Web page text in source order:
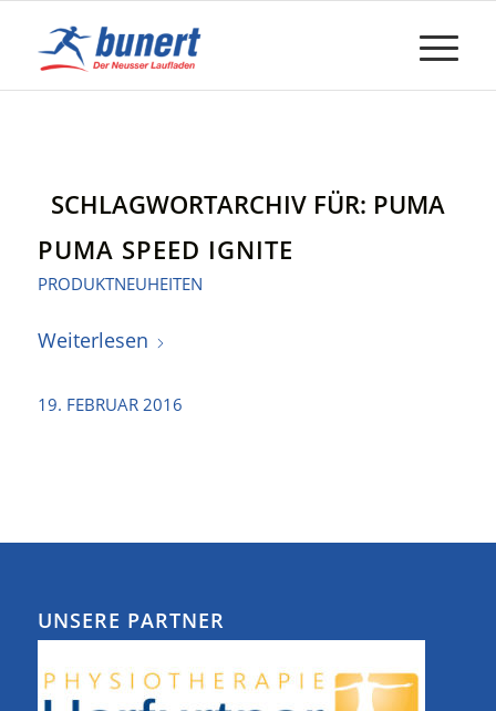
SCHLAGWORTARCHIV FÜR: PUMA
PUMA SPEED IGNITE
PRODUKTNEUHEITEN
Weiterlesen
19. FEBRUAR 2016
UNSERE PARTNER